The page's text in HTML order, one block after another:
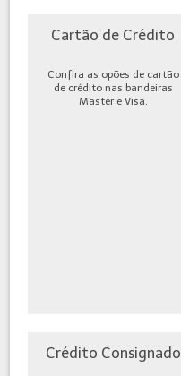
Cartão de Crédito
Confira as opões de cartão
de crédito nas bandeiras
Master e Visa.
Crédito Consignado